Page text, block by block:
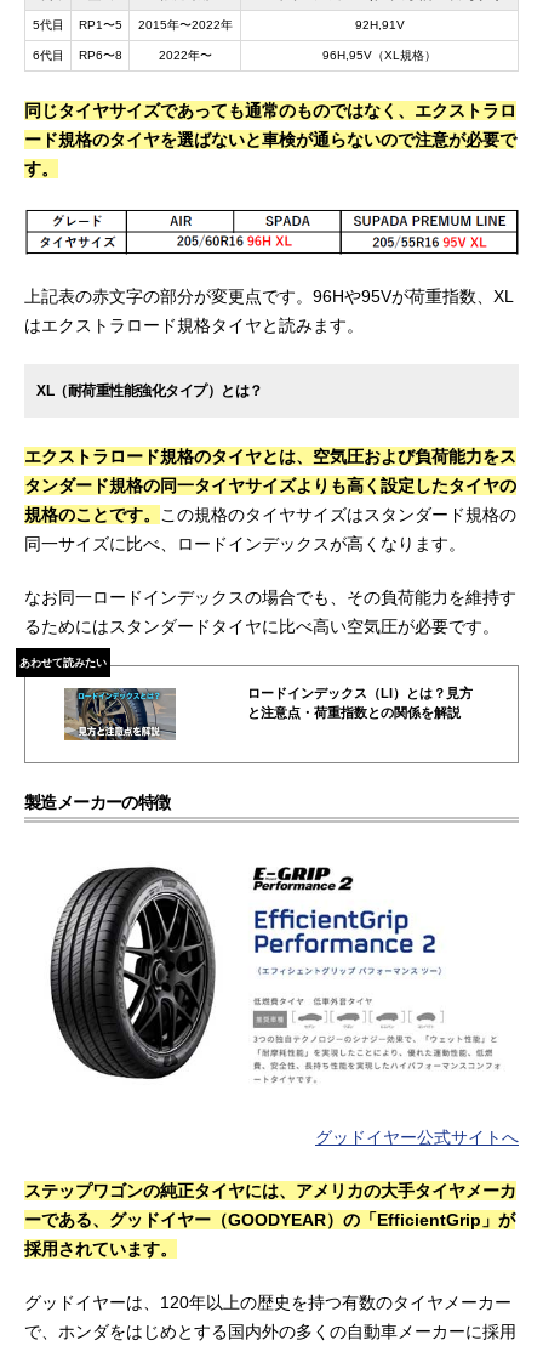
5代目 RP1〜5 2015年〜2022年 92H,91V
6代目 RP6〜8 2022年〜 96H,95V（XL規格）
同じタイヤサイズであっても通常のものではなく、エクストラロ
ード規格のタイヤを選ばないと車検が通らないので注意が必要で
す。
上記表の赤文字の部分が変更点です。96Hや95Vが荷重指数、XL
はエクストラロード規格タイヤと読みます。
XL（耐荷重性能強化タイプ）とは？
エクストラロード規格のタイヤとは、空気圧および負荷能力をス
タンダード規格の同一タイヤサイズよりも高く設定したタイヤの
規格のことです。
この規格のタイヤサイズはスタンダード規格の
同一サイズに比べ、ロードインデックスが高くなります。
なお同一ロードインデックスの場合でも、その負荷能力を維持す
るためにはスタンダードタイヤに比べ高い空気圧が必要です。
あわせて読みたい
ロードインデックス（LI）とは？見方
と注意点・荷重指数との関係を解説
製造メーカーの特徴
グッドイヤー公式サイトへ
ステップワゴンの純正タイヤには、アメリカの大手タイヤメーカ
ーである、グッドイヤー（GOODYEAR）の「EfficientGrip」が
採用されています。
グッドイヤーは、120年以上の歴史を持つ有数のタイヤメーカー
で、ホンダをはじめとする国内外の多くの自動車メーカーに採用